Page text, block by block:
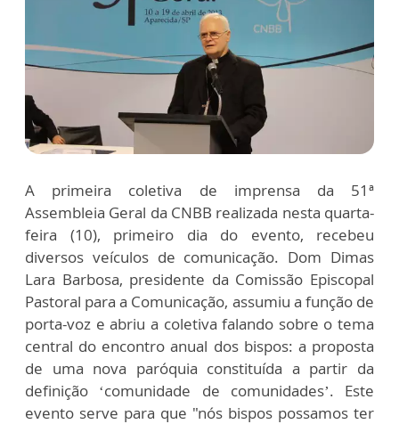
A primeira coletiva de imprensa da 51ª
Assembleia Geral da CNBB realizada nesta quarta-
feira (10), primeiro dia do evento, recebeu
diversos veículos de comunicação. Dom Dimas
Lara Barbosa, presidente da Comissão Episcopal
Pastoral para a Comunicação, assumiu a função de
porta-voz e abriu a coletiva falando sobre o tema
central do encontro anual dos bispos: a proposta
de uma nova paróquia constituída a partir da
definição ‘comunidade de comunidades’. Este
evento serve para que "nós bispos possamos ter